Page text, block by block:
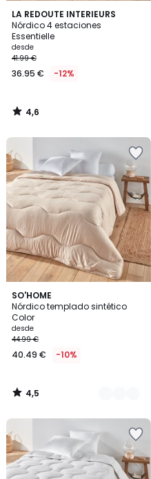
LA REDOUTE INTERIEURS
Nórdico 4 estaciones
Essentielle
desde
41.99 €
36.95 € -12%
4,6
/ 5
4,6
/
SO'HOME
Nórdico templado sintético
Color
desde
44.99 €
40.49 € -10%
4,5
/ 5
3
Colores
4,5
/